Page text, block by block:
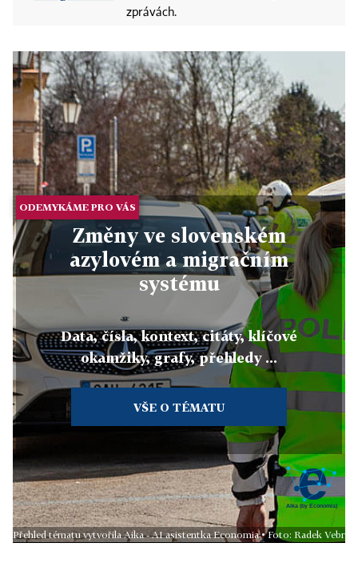
zprávách.
ODEMYKÁME PRO VÁS
Změny ve slovenském
azylovém a migračním
systému
Data, čísla, kontext, citáty, klíčové
okamžiky, grafy, přehledy ...
VŠE O TÉMATU
Přehled tématu vytvořila Aika - AI asistentka Economia • Foto: Radek Vebr